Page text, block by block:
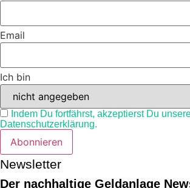
Email
Ich bin
Indem Du fortfährst, akzeptierst Du
Datenschutzerklärung.
Newsletter
Der nachhaltige Geldanlage